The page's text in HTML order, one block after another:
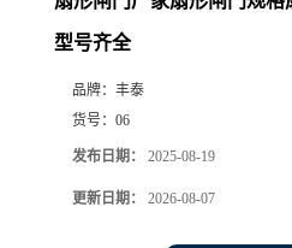
型号齐全
品牌： 丰泰
货号： 06
发布日期： 2025-08-19
更新日期： 2026-08-07